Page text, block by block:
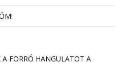
FORRÓ HANGULATOT A